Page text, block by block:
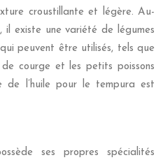
croustillante et légère. Au-
existe une variété de légumes
peuvent être utilisés, tels que
courge et les petits poissons
de l’huile pour le tempura est
ses propres spécialités